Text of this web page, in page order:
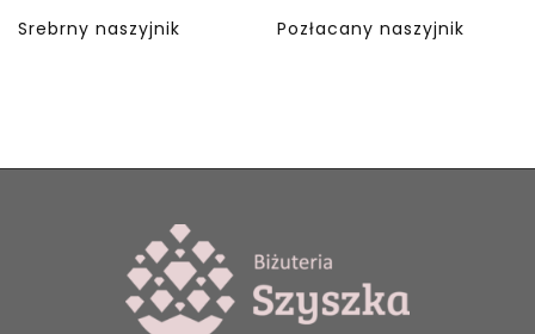
Srebrny naszyjnik Pozłacany naszyjnik